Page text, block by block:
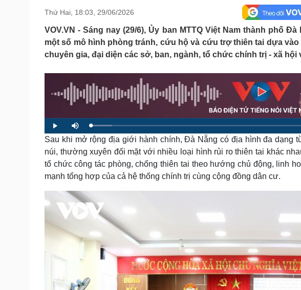
Pháp luật
Tin nóng
Tư vấn luật
Vũ khí
Việt Nam
Phân tích
Thể thao
Lịch thi đấu
Thế giới thể
eSports
Sức khỏe
Dinh dưỡng - món ngon
Cây thuốc
Sản phụ khoa
Nhi khoa
Nam khoa
Làm đẹp - giảm cân
Phòng mạch online
Ăn sạch sống khỏe
Đời sống
Nhà đẹp
Tình yêu - Gia đình
Văn hóa
Sân khấu -
Văn học
Âm nhạc
Cải chính
Thứ Hai, 18:03, 29/06/2026
VOV.VN - Sáng nay (29/6), Ủy ban MTTQ Việt Nam thành phố
một số mô hình phòng tránh, cứu hộ và cứu trợ thiên tai dựa
chuyên gia, đại diện các sở, ban, ngành, tổ chức chính trị - xã
P
l
a
y
M
u
t
e
L
o
a
d
e
d
5
.
9
2
Sau khi mở rộng địa giới hành chính, Đà Nẵng có địa hình đa dạng
núi, thường xuyên đối mặt với nhiều loại hình rủi ro thiên tai khác
tổ chức công tác phòng, chống thiên tai theo hướng chủ động, linh
mạnh tổng hợp của cả hệ thống chính trị cùng cộng đồng dân cư.